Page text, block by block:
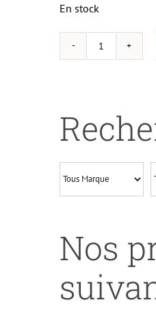
En stock
quantité
HP
SERIES/
LBP5300-
Nos